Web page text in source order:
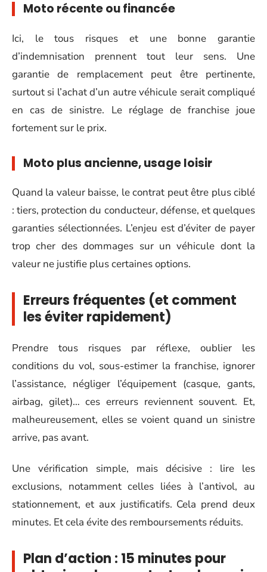
Moto récente ou financée
Ici, le tous risques et une bonne garantie
d’indemnisation prennent tout leur sens. Une
garantie de remplacement peut être pertinente,
surtout si l’achat d’un autre véhicule serait compliqué
en cas de sinistre. Le réglage de franchise joue
fortement sur le prix.
Moto plus ancienne, usage loisir
Quand la valeur baisse, le contrat peut être plus ciblé
: tiers, protection du conducteur, défense, et quelques
garanties sélectionnées. L’enjeu est d’éviter de payer
trop cher des dommages sur un véhicule dont la
valeur ne justifie plus certaines options.
Erreurs fréquentes (et comment
les éviter rapidement)
Prendre tous risques par réflexe, oublier les
conditions du vol, sous-estimer la franchise, ignorer
l’assistance, négliger l’équipement (casque, gants,
airbag, gilet)… ces erreurs reviennent souvent. Et,
malheureusement, elles se voient quand un sinistre
arrive, pas avant.
Une vérification simple, mais décisive : lire les
exclusions, notamment celles liées à l’antivol, au
stationnement, et aux justificatifs. Cela prend deux
minutes. Et cela évite des remboursements réduits.
Plan d’action : 15 minutes pour